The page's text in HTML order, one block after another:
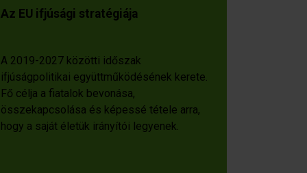
Az EU ifjúsági stratégiája
A 2019-2027 közötti időszak
ifjúságpolitikai együttműködésének kerete.
Fő célja a fiatalok bevonása,
összekapcsolása és képessé tétele arra,
hogy a saját életük irányítói legyenek.